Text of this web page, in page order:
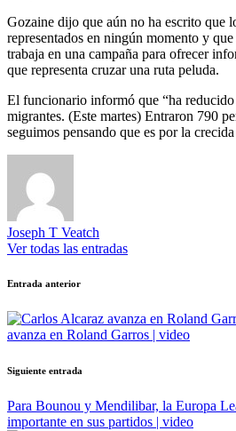
Gozaine dijo que aún no ha escrito que
representados en ningún momento y
trabaja en una campaña para ofrecer
que representa cruzar una ruta peluda.
El funcionario informó que “ha
migrantes. (Este martes) Entraron 790
seguimos pensando que es por la
Joseph T Veatch
Ver todas las entradas
Navegación
de
entradas
Entrada anterior
avanza en Roland Garros | video
Siguiente entrada
Para Bounou y Mendilibar, la Europa
importante en sus partidos | video